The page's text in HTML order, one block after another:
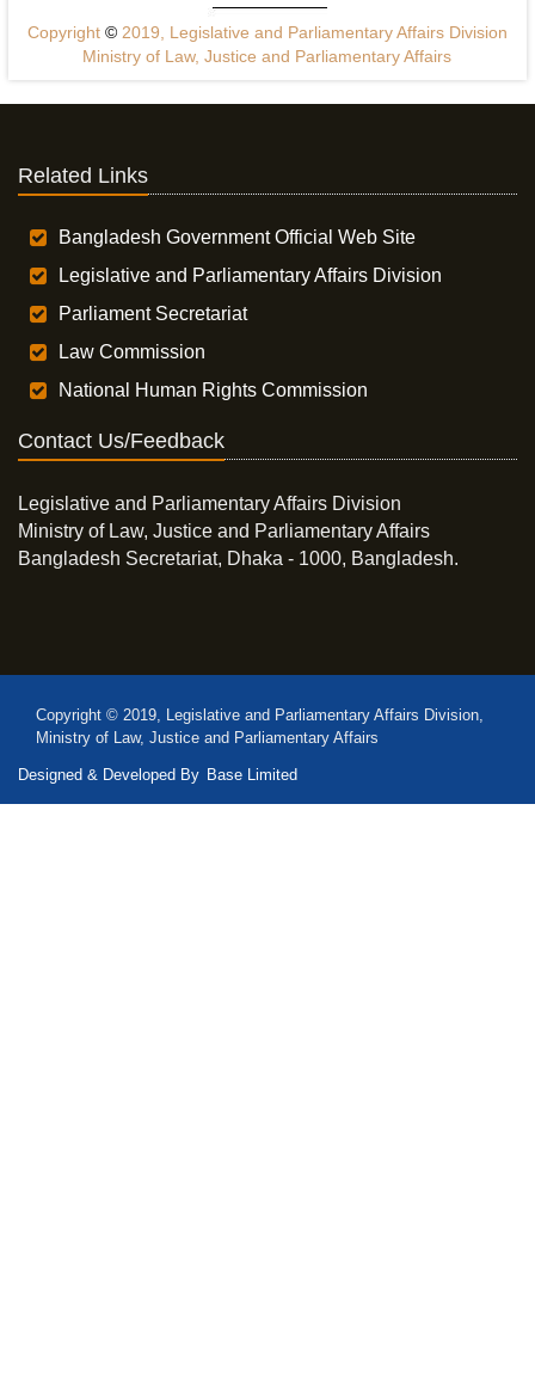
Copyright ©2019, Legislative and Parliamentary Affairs Division
Ministry of Law, Justice and Parliamentary Affairs
Related Links
Bangladesh Government Official Web Site
Legislative and Parliamentary Affairs Division
Parliament Secretariat
Law Commission
National Human Rights Commission
Contact Us/Feedback
Legislative and Parliamentary Affairs Division
Ministry of Law, Justice and Parliamentary Affairs
Bangladesh Secretariat, Dhaka - 1000, Bangladesh.
Copyright © 2019, Legislative and Parliamentary Affairs Division,
Ministry of Law, Justice and Parliamentary Affairs
Designed & Developed By Base Limited